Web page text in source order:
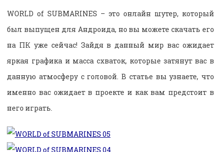
WORLD of SUBMARINES – это онлайн шутер, который
был выпущен для Андроида, но вы можете скачать его
на ПК уже сейчас! Зайдя в данный мир вас ожидает
яркая графика и масса схваток, которые затянут вас в
данную атмосферу с головой. В статье вы узнаете, что
именно вас ожидает в проекте и как вам предстоит в
него играть.